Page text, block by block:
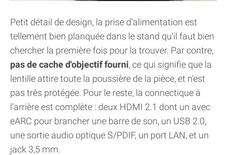
Petit détail de design, la prise d'alimentation est
tellement bien planquée dans le stand qu'il faut bien
chercher la première fois pour la trouver. Par contre,
pas de cache d'objectif fourni, ce qui signifie que la
lentille attire toute la poussière de la pièce, et n'est
pas très protégée. Pour le reste, la connectique à
l'arrière est complète : deux HDMI 2.1 dont un avec
eARC pour brancher une barre de son, un USB 2.0,
une sortie audio optique S/PDIF, un port LAN, et un
jack 3,5 mm.